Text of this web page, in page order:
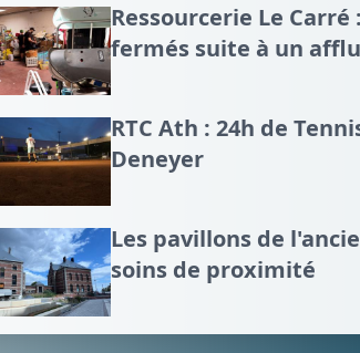
Ressourcerie Le
fermés suite à un
RTC Ath : 24h de
Deneyer
Les pavillons de
soins de proximité